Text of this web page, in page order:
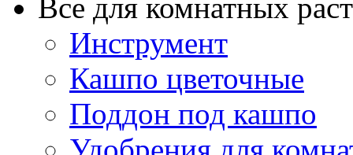
Все для комнатных
Инструмент
Кашпо цветочные
Поддон под кашпо